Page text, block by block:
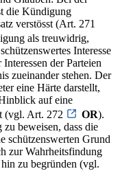
die Kündigung
verstösst (Art. 271
als treuwidrig,
Interesse
der Parteien
zueinander stehen. Der
eine Härte darstellt,
auf eine
(vgl. Art. 272
OR).
beweisen, dass die
schützenswerten Grund
zur Wahrheitsfindung
zu begründen (vgl.